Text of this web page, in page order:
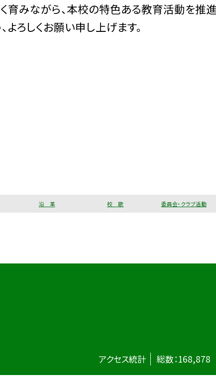
育みながら、本校の特色ある教育活動を推
ろしくお願い申し上げます。
沿 革 校 歌 委員会・クラブ活動
アクセス統計 総数：168,878